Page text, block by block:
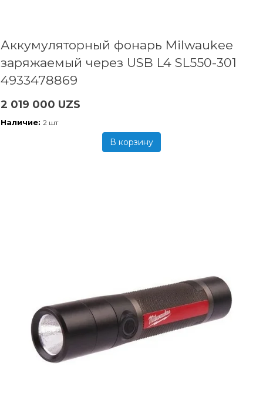
Аккумуляторный фонарь Milwaukee
заряжаемый через USB L4 SL550-301
4933478869
2 019 000 UZS
Наличие: 2 шт
В корзину